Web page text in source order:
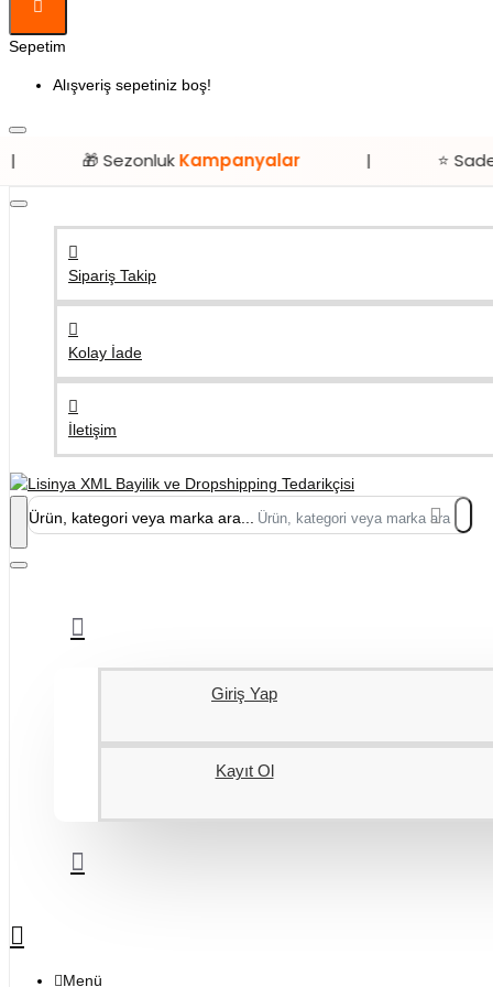
Sepetim
Alışveriş sepetiniz boş!
SezonlukKampanyalar | ⭐ Sadece
Sipariş Takip
Kolay İade
İletişim
Ürün, kategori veya marka ara...
Giriş Yap
Kayıt Ol
Menü